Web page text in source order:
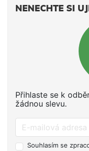
NENECHTE SI
Přihlaste se k
žádnou slevu.
Souhlasím se